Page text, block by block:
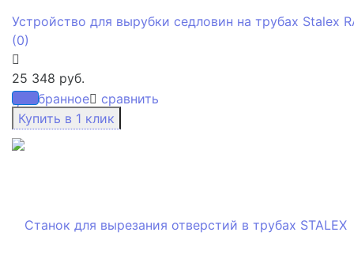
избранное сравнить
Устройство для вырубки седловин на трубах Stalex
(0)
25 348 руб.